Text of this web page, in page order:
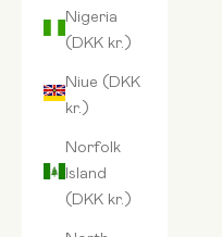
Nigeria
(DKK kr.)
Niue (DKK
kr.)
Norfolk
Island
(DKK kr.)